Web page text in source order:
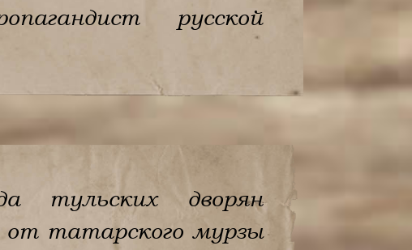
русской
тульских дворян
от татарского мурзы